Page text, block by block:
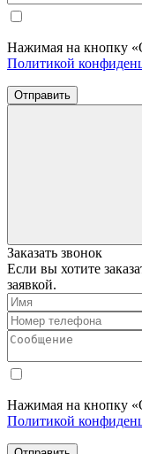
Нажимая на кнопку
Политикой
Отправить
Заказать звонок
Если вы хотите
заявкой.
Нажимая на кнопку
Политикой